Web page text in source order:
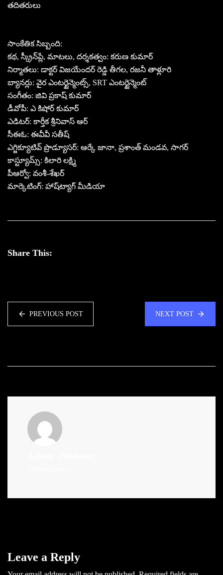
తదితరులు
సాంకేతిక సిబ్బంది:
కథ, స్క్రీన్‌ప్లే, మాటలు, దర్శకత్వం: కరుణ కుమార్
నిర్మాతలు: డాక్టర్ విజయేందర్ రెడ్డి తీగల, రజనీ తాళ్లూరి
బ్యానర్లు: వైర ఎంటర్టైన్మెంట్స్, SRT ఎంటర్టైన్మెంట్
సంగీతం: జివి ప్రకాష్ కుమార్
డీవోపీ: ఎ కిషోర్ కుమార్
ఎడిటర్: కార్తీక శ్రీనివాస్ ఆర్
సీఈఓ: ఈవీవీ సతీష్
ఎగ్జిక్యూటివ్ ప్రొడ్యూసర్: ఆర్కే జానా, ప్రశాంత్ మండవ, సాగర్
కాస్ట్యూమ్స్: కిలారి లక్ష్మి
పీఆర్వో: వంశీ-శేఖర్
మార్కెటింగ్: హాష్‌ట్యాగ్ మీడియా
Share This:
PREVIOUS POST NEXT POST
Leave a Reply